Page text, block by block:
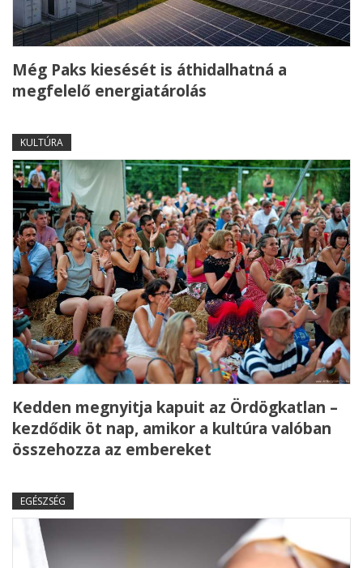
Még Paks kiesését is áthidalhatná a
megfelelő energiatárolás
KULTÚRA
Kedden megnyitja kapuit az Ördögkatlan –
kezdődik öt nap, amikor a kultúra valóban
összehozza az embereket
EGÉSZSÉG